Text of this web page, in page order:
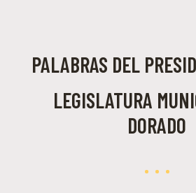
PALABRAS DEL
LEGISLATURA
DORADO